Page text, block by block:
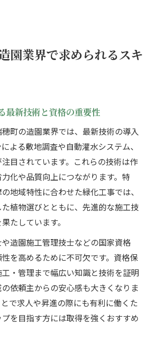
園業界で求められるスキ
最新技術と資格の重要性
町の造園業界では、最新技術の導入
よる敷地調査や自動灌水システム、
目されています。これらの技術は作
化や品質向上につながります。特
地域特性に合わせた緑化工事では、
植物選びとともに、先進的な施工技
たしています。
造園施工管理技士などの国家資格
を高めるために不可欠です。資格保
・管理まで幅広い知識と技術を証明
依頼主からの安心感も大きくなりま
で求人や昇進の際にも有利に働くた
を目指す方には取得を強くおすすめ